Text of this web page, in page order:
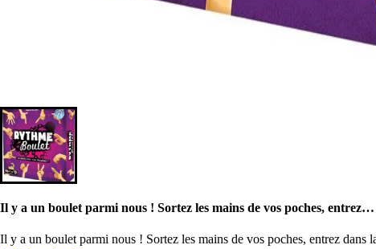
Il y a un boulet parmi nous ! Sortez les mains de vos poches, entrez…
Il y a un boulet parmi nous ! Sortez les mains de vos poches, entrez dans